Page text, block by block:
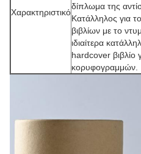
Χαρακτηριστικό
δίπλωμα της
Κατάλληλος για
βιβλίων με το
ιδιαίτερα
hardcover
κορυφογραμμών.